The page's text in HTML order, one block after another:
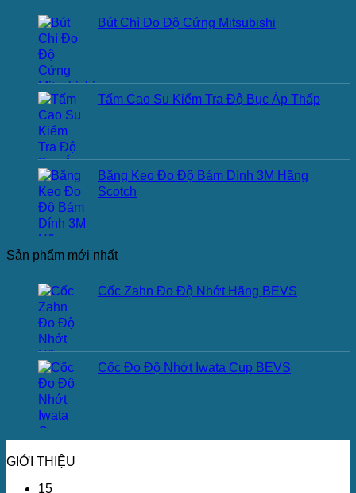
Bút Chì Đo Độ Cứng Mitsubishi
Tấm Cao Su Kiểm Tra Độ Bục Áp Thấp
Băng Keo Đo Độ Bám Dính 3M Hãng
Scotch
Sản phẩm mới nhất
Cốc Zahn Đo Độ Nhớt Hãng BEVS
Cốc Đo Độ Nhớt Iwata Cup BEVS
GIỚI THIỆU
15